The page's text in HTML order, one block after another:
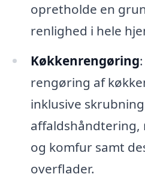
opretholde en
renlighed i hele
Køkkenrengøring
rengøring af
inklusive
affaldshåndtering,
og komfur samt
overflader.